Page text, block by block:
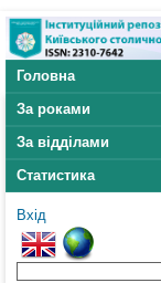
Головна
За роками
За відділами
Статистика
Вхід